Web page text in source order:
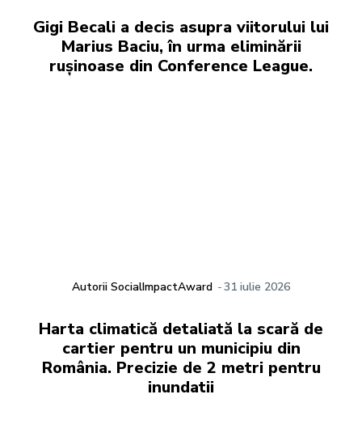
Gigi Becali a decis asupra viitorului lui
Marius Baciu, în urma eliminării
rușinoase din Conference League.
Autorii SocialImpactAward -31 iulie 2026
Harta climatică detaliată la scară de
cartier pentru un municipiu din
România. Precizie de 2 metri pentru
inundatii